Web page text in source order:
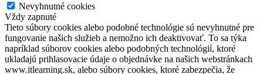
Nevyhnutné cookies
Vždy zapnuté
Tieto súbory cookies alebo podobné technológie sú nevyhnutné pre
fungovanie našich služieb a nemožno ich deaktivovať. To sa týka
napríklad súborov cookies alebo podobných technológií, ktoré
ukladajú prihlasovacie údaje o objednávke na našich webstránkach
www.itlearning.sk, alebo súbory cookies, ktoré zabezpečia, že